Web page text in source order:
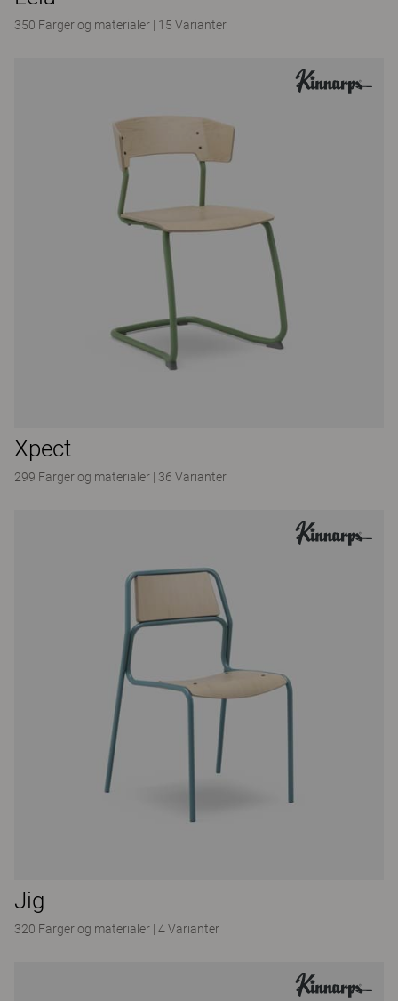
350 Farger og materialer | 15 Varianter
Xpect
299 Farger og materialer | 36 Varianter
Jig
320 Farger og materialer | 4 Varianter